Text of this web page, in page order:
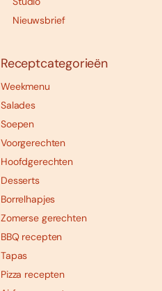
Nieuwsbrief
Receptcategorieën
Weekmenu
Salades
Soepen
Voorgerechten
Hoofdgerechten
Desserts
Borrelhapjes
Zomerse gerechten
BBQ recepten
Tapas
Pizza recepten